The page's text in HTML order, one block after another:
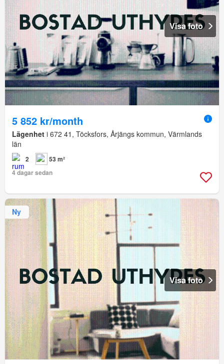
Visa foto
5 852 kr/month
Lägenhet i 672 41, Töcksfors, Årjängs kommun, Värmlands
län
2
53 m²
4 dagar sedan
Ny
Visa foto